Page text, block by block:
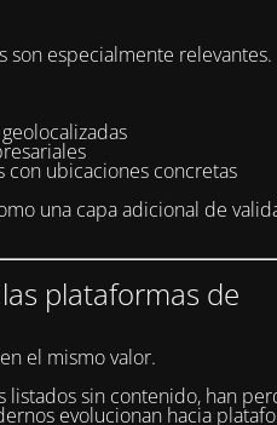
son especialmente relevantes.
ubicaciones concretas
una capa adicional de
plataformas de
el mismo valor.
listados sin contenido, han
evolucionan hacia